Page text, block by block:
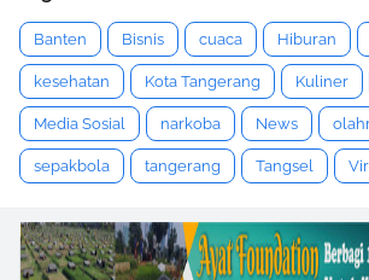
Banten Bisnis cuaca Hiburan
kesehatan Kota Tangerang Kuliner
Media Sosial narkoba News
sepakbola tangerang Tangsel